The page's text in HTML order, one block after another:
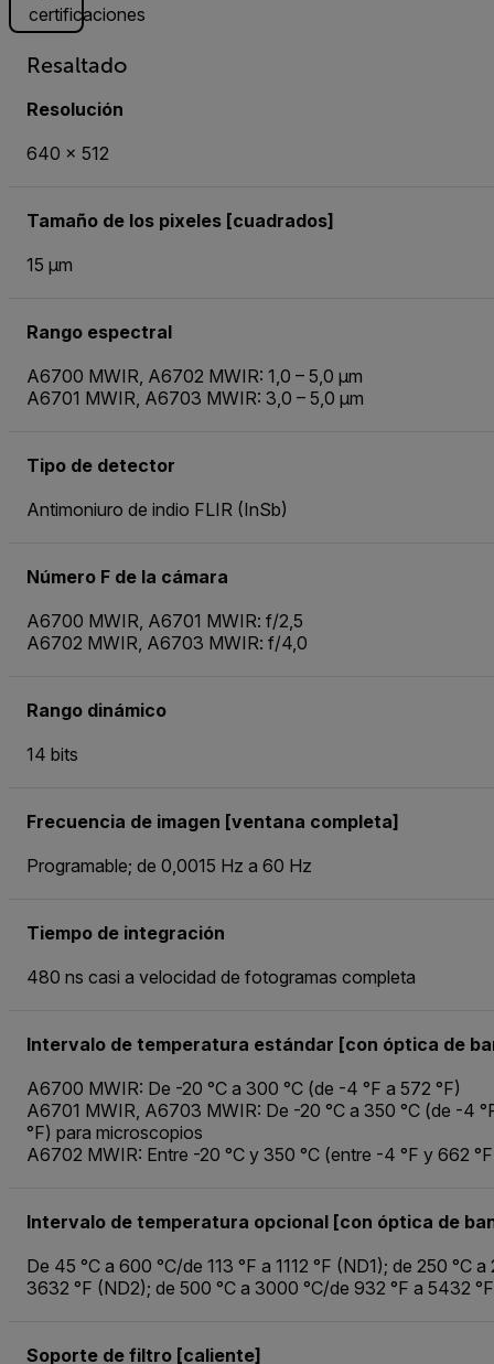
certificaciones
Resaltado
Resolución
640 × 512
Tamaño de los pixeles [cuadrados]
15 µm
Rango espectral
A6700 MWIR, A6702 MWIR: 1,0 – 5,0 µm
A6701 MWIR, A6703 MWIR: 3,0 – 5,0 µm
Tipo de detector
Antimoniuro de indio FLIR (InSb)
Número F de la cámara
A6700 MWIR, A6701 MWIR: f/2,5
A6702 MWIR, A6703 MWIR: f/4,0
Rango dinámico
14 bits
Frecuencia de imagen [ventana completa]
Programable; de 0,0015 Hz a 60 Hz
Tiempo de integración
480 ns casi a velocidad de fotogramas completa
Intervalo de temperatura estándar [con óptica de
A6700 MWIR: De -20 °C a 300 °C (de -4 °F a 572 °F)
A6701 MWIR, A6703 MWIR: De -20 °C a 350 °C (de -4
°F) para microscopios
A6702 MWIR: Entre -20 °C y 350 °C (entre -4 °F y 662
Intervalo de temperatura opcional [con óptica de
De 45 °C a 600 °C/de 113 °F a 1112 °F (ND1); de 250 °C
3632 °F (ND2); de 500 °C a 3000 °C/de 932 °F a 5432
Soporte de filtro [caliente]